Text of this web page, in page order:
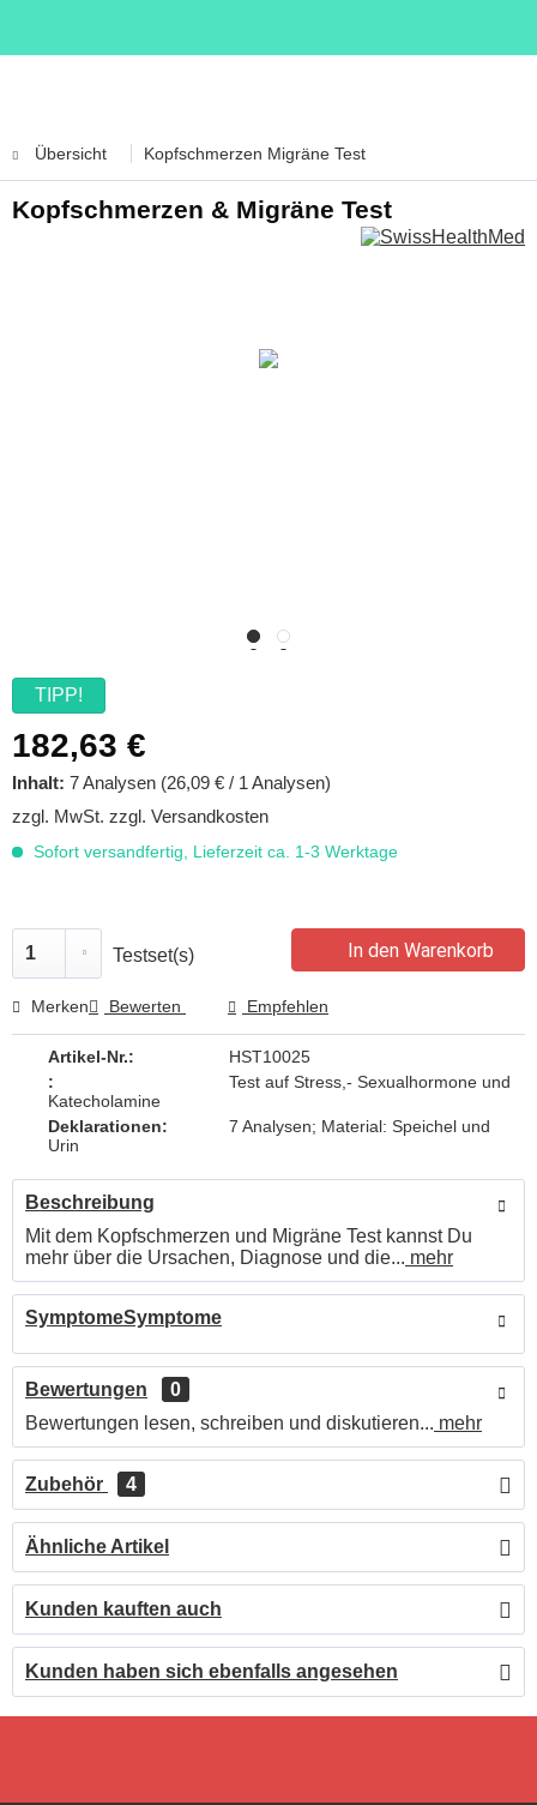
Übersicht Kopfschmerzen Migräne Test
Kopfschmerzen & Migräne Test
TIPP!
182,63 €
Inhalt: 7 Analysen (26,09 € / 1 Analysen)
zzgl. MwSt. zzgl. Versandkosten
Sofort versandfertig, Lieferzeit ca. 1-3 Werktage
Testset(s) In den Warenkorb
Merken Bewerten Empfehlen
Artikel-Nr.:
HST10025
:
Test auf Stress,- Sexualhormone und
Katecholamine
Deklarationen:
7 Analysen; Material: Speichel und
Urin
Beschreibung
Mit dem Kopfschmerzen und Migräne Test kannst Du
mehr über die Ursachen, Diagnose und die... mehr
SymptomeSymptome
Bewertungen
0
Bewertungen lesen, schreiben und diskutieren... mehr
Zubehör 4
Ähnliche Artikel
Kunden kauften auch
Kunden haben sich ebenfalls angesehen